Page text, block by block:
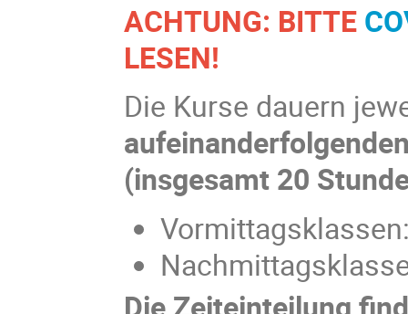
ACHTUNG: BITTE
LESEN!
Die Kurse dauern
(insgesamt 20